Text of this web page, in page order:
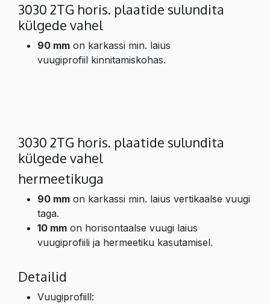
3030 2TG horis. plaatide sulundita
külgede vahel
90 mm on karkassi min. laius
vuugiprofiil kinnitamiskohas.
3030 2TG horis. plaatide sulundita
külgede vahel
hermeetikuga
90 mm on karkassi min. laius vertikaalse vuugi
taga.
10 mm on horisontaalse vuugi laius
vuugiprofiili ja hermeetiku kasutamisel.
Detailid
Vuugiprofiill: